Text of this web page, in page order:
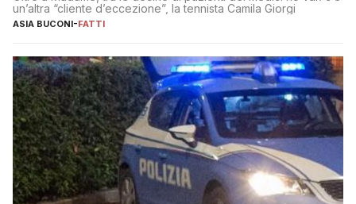
un’altra “cliente d’eccezione”, la tennista Camila Giorgi
ASIA BUCONI-FATTI